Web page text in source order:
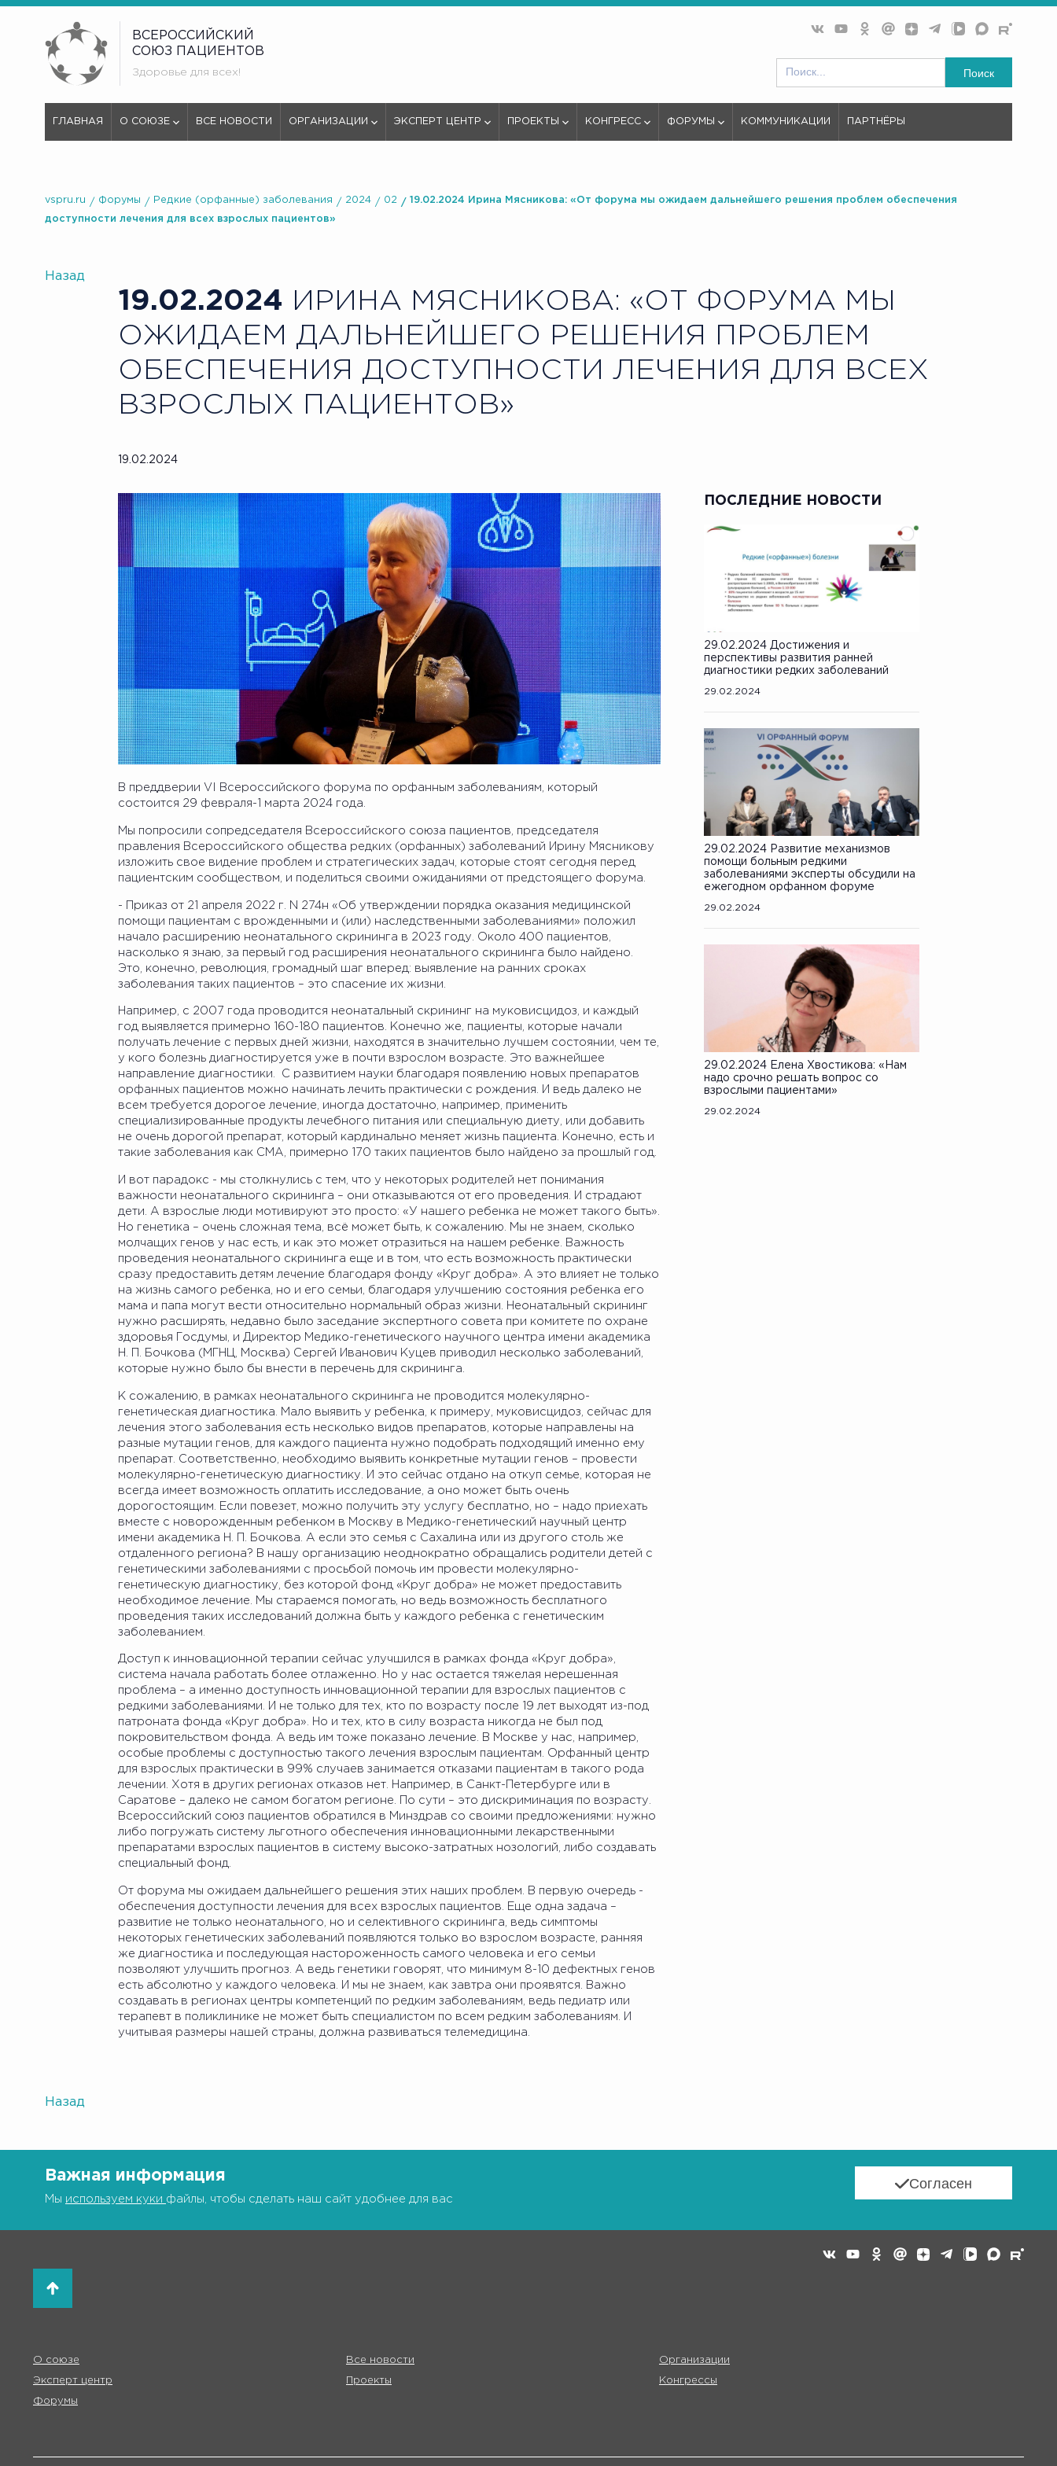
ВСЕРОССИЙСКИЙ
СОЮЗ ПАЦИЕНТОВ
Здоровье для всех! Поиск
ГЛАВНАЯ О СОЮЗЕ ВСЕ НОВОСТИ ОРГАНИЗАЦИИ ЭКСПЕРТ ЦЕНТР ПРОЕКТЫ КОНГРЕСС ФОРУМЫ КОММУНИКАЦИИ ПАРТНЁРЫ
vspru.ru Форумы Редкие (орфанные) заболевания 2024 02 19.02.2024 Ирина Мясникова: «От форума мы ожидаем дальнейшего решения проблем обеспечения
доступности лечения для всех взрослых пациентов»
Назад
19.02.2024 ИРИНА МЯСНИКОВА: «ОТ ФОРУМА МЫ
ОЖИДАЕМ ДАЛЬНЕЙШЕГО РЕШЕНИЯ ПРОБЛЕМ
ОБЕСПЕЧЕНИЯ ДОСТУПНОСТИ ЛЕЧЕНИЯ ДЛЯ ВСЕХ
ВЗРОСЛЫХ ПАЦИЕНТОВ»
19.02.2024
В преддверии VI Всероссийского форума по орфанным заболеваниям, который
состоится 29 февраля-1 марта 2024 года.
Мы попросили сопредседателя Всероссийского союза пациентов, председателя
правления Всероссийского общества редких (орфанных) заболеваний Ирину Мясникову
изложить свое видение проблем и стратегических задач, которые стоят сегодня перед
пациентским сообществом, и поделиться своими ожиданиями от предстоящего форума.
- Приказ от 21 апреля 2022 г. N 274н «Об утверждении порядка оказания медицинской
помощи пациентам с врожденными и (или) наследственными заболеваниями» положил
начало расширению неонатального скрининга в 2023 году. Около 400 пациентов,
насколько я знаю, за первый год расширения неонатального скрининга было найдено.
Это, конечно, революция, громадный шаг вперед: выявление на ранних сроках
заболевания таких пациентов – это спасение их жизни.
Например, с 2007 года проводится неонатальный скрининг на муковисцидоз, и каждый
год выявляется примерно 160-180 пациентов. Конечно же, пациенты, которые начали
получать лечение с первых дней жизни, находятся в значительно лучшем состоянии, чем те,
у кого болезнь диагностируется уже в почти взрослом возрасте. Это важнейшее
направление диагностики. С развитием науки благодаря появлению новых препаратов
орфанных пациентов можно начинать лечить практически с рождения. И ведь далеко не
всем требуется дорогое лечение, иногда достаточно, например, применить
специализированные продукты лечебного питания или специальную диету, или добавить
не очень дорогой препарат, который кардинально меняет жизнь пациента. Конечно, есть и
такие заболевания как СМА, примерно 170 таких пациентов было найдено за прошлый год.
И вот парадокс - мы столкнулись с тем, что у некоторых родителей нет понимания
важности неонатального скрининга – они отказываются от его проведения. И страдают
дети. А взрослые люди мотивируют это просто: «У нашего ребенка не может такого быть».
Но генетика – очень сложная тема, всё может быть, к сожалению. Мы не знаем, сколько
молчащих генов у нас есть, и как это может отразиться на нашем ребенке. Важность
проведения неонатального скрининга еще и в том, что есть возможность практически
сразу предоставить детям лечение благодаря фонду «Круг добра». А это влияет не только
на жизнь самого ребенка, но и его семьи, благодаря улучшению состояния ребенка его
мама и папа могут вести относительно нормальный образ жизни. Неонатальный скрининг
нужно расширять, недавно было заседание экспертного совета при комитете по охране
здоровья Госдумы, и Директор Медико-генетического научного центра имени академика
Н. П. Бочкова (МГНЦ, Москва) Сергей Иванович Куцев приводил несколько заболеваний,
которые нужно было бы внести в перечень для скрининга.
К сожалению, в рамках неонатального скрининга не проводится молекулярно-
генетическая диагностика. Мало выявить у ребенка, к примеру, муковисцидоз, сейчас для
лечения этого заболевания есть несколько видов препаратов, которые направлены на
разные мутации генов, для каждого пациента нужно подобрать подходящий именно ему
препарат. Соответственно, необходимо выявить конкретные мутации генов – провести
молекулярно-генетическую диагностику. И это сейчас отдано на откуп семье, которая не
всегда имеет возможность оплатить исследование, а оно может быть очень
дорогостоящим. Если повезет, можно получить эту услугу бесплатно, но – надо приехать
вместе с новорожденным ребенком в Москву в Медико-генетический научный центр
имени академика Н. П. Бочкова. А если это семья с Сахалина или из другого столь же
отдаленного региона? В нашу организацию неоднократно обращались родители детей с
генетическими заболеваниями с просьбой помочь им провести молекулярно-
генетическую диагностику, без которой фонд «Круг добра» не может предоставить
необходимое лечение. Мы стараемся помогать, но ведь возможность бесплатного
проведения таких исследований должна быть у каждого ребенка с генетическим
заболеванием.
Доступ к инновационной терапии сейчас улучшился в рамках фонда «Круг добра»,
система начала работать более отлаженно. Но у нас остается тяжелая нерешенная
проблема – а именно доступность инновационной терапии для взрослых пациентов с
редкими заболеваниями. И не только для тех, кто по возрасту после 19 лет выходят из-под
патроната фонда «Круг добра». Но и тех, кто в силу возраста никогда не был под
покровительством фонда. А ведь им тоже показано лечение. В Москве у нас, например,
особые проблемы с доступностью такого лечения взрослым пациентам. Орфанный центр
для взрослых практически в 99% случаев занимается отказами пациентам в такого рода
лечении. Хотя в других регионах отказов нет. Например, в Санкт-Петербурге или в
Саратове – далеко не самом богатом регионе. По сути – это дискриминация по возрасту.
Всероссийский союз пациентов обратился в Минздрав со своими предложениями: нужно
либо погружать систему льготного обеспечения инновационными лекарственными
препаратами взрослых пациентов в систему высоко-затратных нозологий, либо создавать
специальный фонд.
От форума мы ожидаем дальнейшего решения этих наших проблем. В первую очередь -
обеспечения доступности лечения для всех взрослых пациентов. Еще одна задача –
развитие не только неонатального, но и селективного скрининга, ведь симптомы
некоторых генетических заболеваний появляются только во взрослом возрасте, ранняя
же диагностика и последующая настороженность самого человека и его семьи
позволяют улучшить прогноз. А ведь генетики говорят, что минимум 8-10 дефектных генов
есть абсолютно у каждого человека. И мы не знаем, как завтра они проявятся. Важно
создавать в регионах центры компетенций по редким заболеваниям, ведь педиатр или
терапевт в поликлинике не может быть специалистом по всем редким заболеваниям. И
учитывая размеры нашей страны, должна развиваться телемедицина.
ПОСЛЕДНИЕ НОВОСТИ
29.02.2024 Достижения и
перспективы развития ранней
диагностики редких заболеваний
29.02.2024
29.02.2024 Развитие механизмов
помощи больным редкими
заболеваниями эксперты обсудили на
ежегодном орфанном форуме
29.02.2024
29.02.2024 Елена Хвостикова: «Нам
надо срочно решать вопрос со
взрослыми пациентами»
29.02.2024
Назад
Важная информация
Мы используем куки файлы, чтобы сделать наш сайт удобнее для вас
Согласен
О союзе Все новости Организации
Эксперт центр Проекты Конгрессы
Форумы